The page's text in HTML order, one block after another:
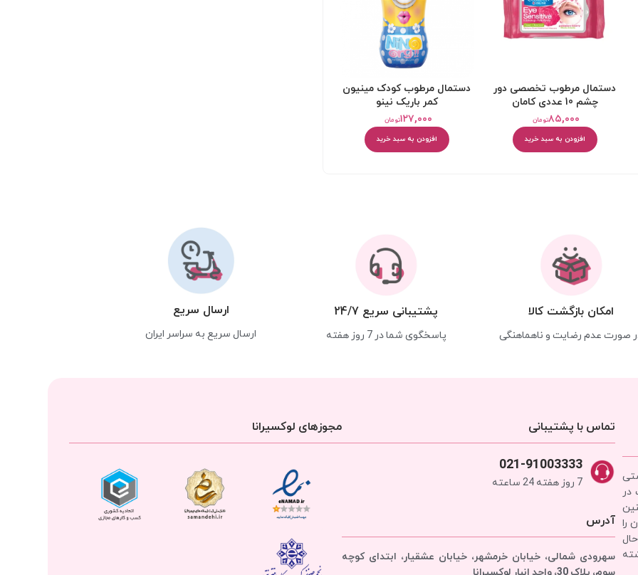
دستمال مرطوب تخصصی دور
چشم 10 عددی کامان
تومان۸۵,۰۰۰
افزودن به سبد خرید
دستمال مرطوب کودک مینیون
کمر باريک نینو
تومان۱۲۷,۰۰۰
افزودن به سبد خرید
امکان بازگشت کالا
صورت عدم رضایت و ناهماهنگی
پشتیبانی سریع 24/7
پاسخگوی شما در 7 روز هفته
ارسال سریع
ارسال سریع به سراسر ایران
در
را
تماس با پشتیبانی
021-91003333
7 روز هفته 24 ساعته
آدرس
سهرودی شمالی، خیابان خرمشهر، خیابان عشقیار، ابتدای کوچه
سوم، پلاک 30، واحد انبار
لوکسیرانا
مجوزهای لوکسیرانا